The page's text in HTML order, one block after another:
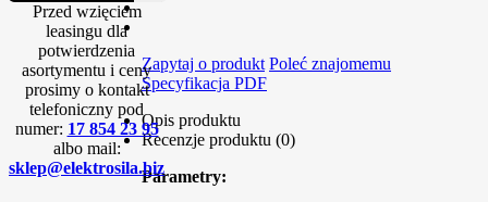
Przed wzięciem
leasingu dla
potwierdzenia
asortymentu i ceny
prosimy o kontakt
telefoniczny pod
numer: 17 854 23 95
albo mail:
sklep@elektrosila.biz
Zapytaj o produkt Poleć znajomemu
Specyfikacja PDF
Opis produktu
Recenzje produktu (0)
Parametry: